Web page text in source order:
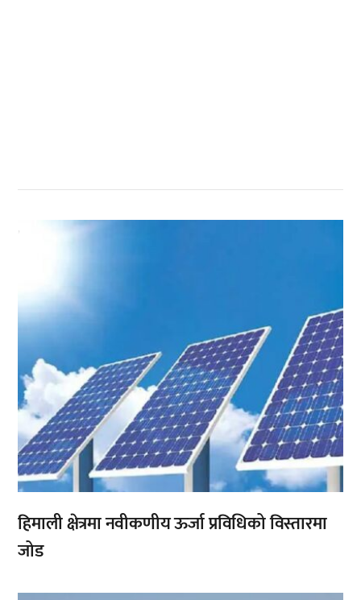
,
हिमाली क्षेत्रमा नवीकणीय ऊर्जा प्रविधिको विस्तारमा
जोड